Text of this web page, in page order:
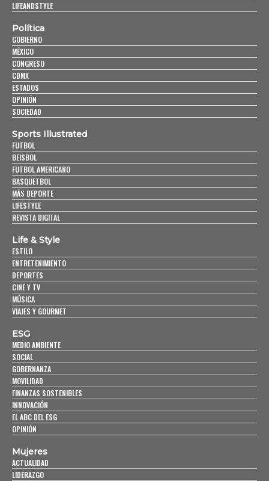
LIFEANDSTYLE
Política
GOBIERNO
MÉXICO
CONGRESO
CDMX
ESTADOS
OPINIÓN
SOCIEDAD
Sports Illustrated
FUTBOL
BEISBOL
FUTBOL AMERICANO
BASQUETBOL
MÁS DEPORTE
LIFESTYLE
REVISTA DIGITAL
Life & Style
ESTILO
ENTRETENIMIENTO
DEPORTES
CINE Y TV
MÚSICA
VIAJES Y GOURMET
ESG
MEDIO AMBIENTE
SOCIAL
GOBERNANZA
MOVILIDAD
FINANZAS SOSTENIBLES
INNOVACIÓN
EL ABC DEL ESG
OPINIÓN
Mujeres
ACTUALIDAD
LIDERAZGO